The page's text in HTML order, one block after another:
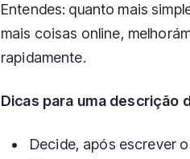
Entendes: quanto mais
mais coisas online,
rapidamente.
Dicas para uma descrição
Decide, após escrever